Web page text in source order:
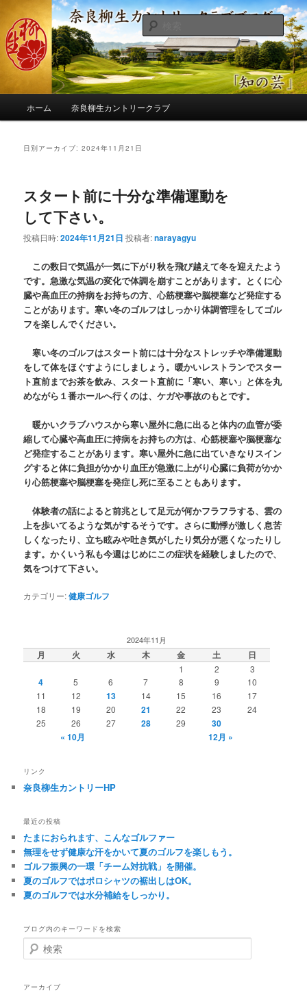
ン
コ
ン
へ
コ
ン
ツ
移
奈良柳生カントリークラブ総支配人
ブログ
季節の話題、クラブの出来事、コースの改修・更新作業、ゴルフに関する随
筆、喜怒哀楽などを気まぐれに発信します。
検
索
ホーム 奈良柳生カントリークラブ
日別アーカイブ:2024年11月21日
スタート前に十分な準備運動を
して下さい。
投稿日時:2024年11月21日 投稿者:narayagyu
この数日で気温が一気に下がり秋を飛び越えて冬を迎えたよう
です。急激な気温の変化で体調を崩すことがあります。とくに心
臓や高血圧の持病をお持ちの方、心筋梗塞や脳梗塞など発症する
ことがあります。寒い冬のゴルフはしっかり体調管理をしてゴル
フを楽しんでください。
寒い冬のゴルフはスタート前には十分なストレッチや準備運動
をして体をほぐすようにしましょう。暖かいレストランでスター
ト直前までお茶を飲み、スタート直前に「寒い、寒い」と体を丸
めながら１番ホールへ行くのは、ケガや事故のもとです。
暖かいクラブハウスから寒い屋外に急に出ると体内の血管が委
縮して心臓や高血圧に持病をお持ちの方は、心筋梗塞や脳梗塞な
ど発症することがあります。寒い屋外に急に出ていきなりスイン
グすると体に負担がかかり血圧が急激に上がり心臓に負荷がかか
り心筋梗塞や脳梗塞を発症し死に至ることもあります。
体験者の話によると前兆として足元が何かフラフラする、雲の
上を歩いてるような気がするそうです。さらに動悸が激しく息苦
しくなったり、立ち眩みや吐き気がしたり気分が悪くなったりし
ます。かくいう私も今週はじめにこの症状を経験しましたので、
気をつけて下さい。
カテゴリー:健康ゴルフ
2024年11月
月 火 水 木 金 土 日
1 2 3
4 5 6 7 8 9
10
11
12 13 14 15 16
17
18
19 20 21 22 23
24
25
26 27 28 29
30
« 10月
12月 »
リンク
奈良柳生カントリーHP
最近の投稿
たまにおられます、こんなゴルファー
無理をせず健康な汗をかいて夏のゴルフを楽しもう。
ゴルフ振興の一環「チーム対抗戦」を開催。
夏のゴルフではポロシャツの裾出しはOK。
夏のゴルフでは水分補給をしっかり。
ブログ内のキーワードを検索
検
索
アーカイブ